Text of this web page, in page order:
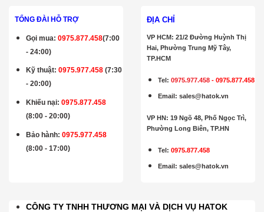
TỔNG ĐÀI HỖ TRỢ
Gọi mua:0975.877.458(7:00
- 24:00)
Kỹ thuật:0975.977.458 (7:30
- 20:00)
Khiếu nại: 0975.877.458
(8:00 - 20:00)
Bảo hành:0975.977.458
(8:00 - 17:00)
ĐỊA CHỈ
VP HCM: 21/2 Đường Huỳnh Thị
Hai, Phường Trung Mỹ Tây,
TP.HCM
Tel:0975.977.458 -0975.877.458
Email:sales@hatok.vn
VP HN: 19 Ngõ 48, Phố Ngọc Trì,
Phường Long Biên, TP.HN
Tel: 0975.877.458
Email :sales@hatok.vn
CÔNG TY TNHH THƯƠNG MẠI VÀ DỊCH VỤ HATOK